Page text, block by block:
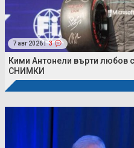
7 авг 2026 | 3
Кими Антонели върти любов
СНИМКИ